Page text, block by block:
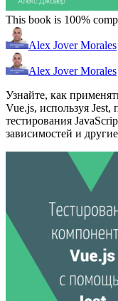
This book is 100%
Alex Jover Morales
Alex Jover Morales
Узнайте, как
Vue.js, используя
тестирования
зависимостей и